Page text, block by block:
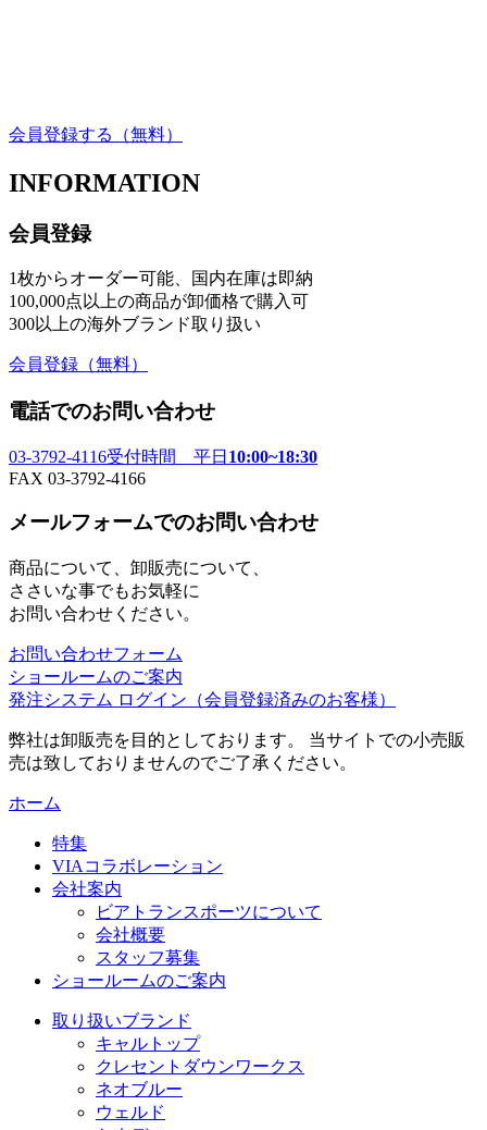
会員登録する （無料）
INFORMATION
会員登録
1枚からオーダー可能、国内在庫は即納
100,000点以上の商品が卸価格で購入可
300以上の海外ブランド取り扱い
会員登録 （無料）
電話でのお問い合わせ
03-3792-4116受付時間 平日 10:00~18:30
FAX 03-3792-4166
メールフォームでのお問い合わせ
商品について、卸販売について、
ささいな事でもお気軽に
お問い合わせください。
お問い合わせフォーム
ショールームのご案内
発注システム ログイン （会員登録済みのお客様）
弊社は卸販売を目的としております。 当サイトでの小売販
売は致しておりませんのでご了承ください。
ホーム
特集
VIAコラボレーション
会社案内
ビアトランスポーツについて
会社概要
スタッフ募集
ショールームのご案内
取り扱いブランド
キャルトップ
クレセントダウンワークス
ネオブルー
ウェルド